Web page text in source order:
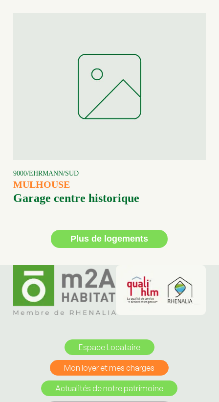
9000/EHRMANN/SUD
MULHOUSE
Garage centre historique
Plus de logements
Espace Locataire
Mon loyer et mes charges
Actualités de notre patrimoine